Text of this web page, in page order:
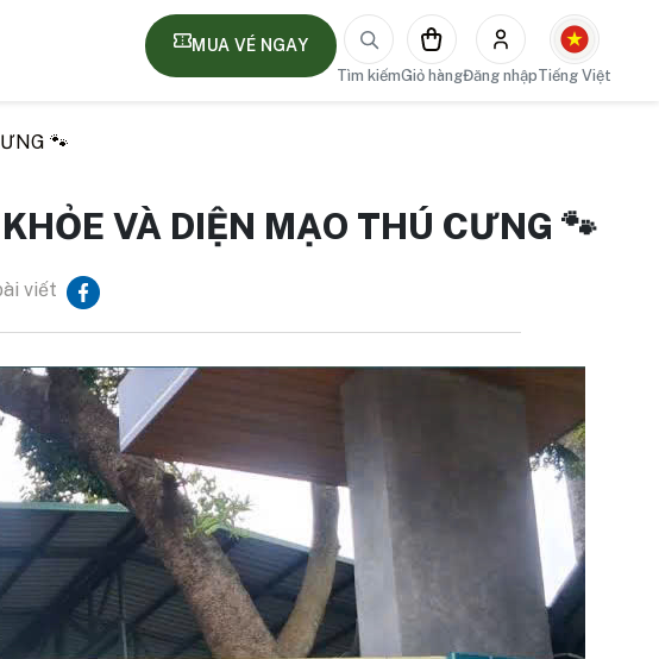
MUA VÉ NGAY
Tìm kiếmGiỏ hàngĐăng nhậpTiếng Việt
🐾
VÀ DIỆN MẠO THÚ CƯNG 🐾
viết